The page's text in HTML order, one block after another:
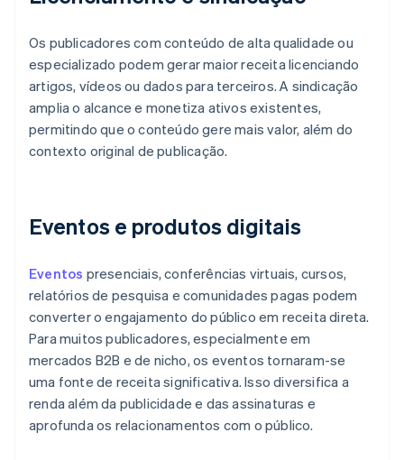
Os publicadores com conteúdo de alta qualidade ou
especializado podem gerar maior receita licenciando
artigos, vídeos ou dados para terceiros. A sindicação
amplia o alcance e monetiza ativos existentes,
permitindo que o conteúdo gere mais valor, além do
contexto original de publicação.
Eventos e produtos digitais
Eventos presenciais, conferências virtuais, cursos,
relatórios de pesquisa e comunidades pagas podem
converter o engajamento do público em receita direta.
Para muitos publicadores, especialmente em
mercados B2B e de nicho, os eventos tornaram-se
uma fonte de receita significativa. Isso diversifica a
renda além da publicidade e das assinaturas e
aprofunda os relacionamentos com o público.